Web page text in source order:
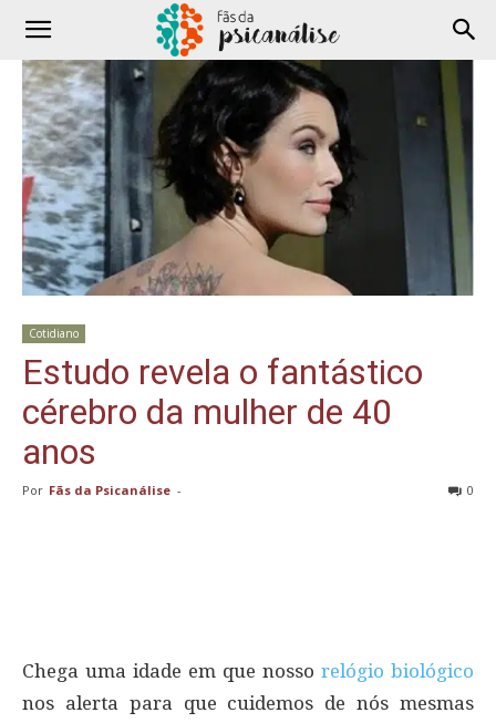
Cotidiano
Estudo revela o fantástico
cérebro da mulher de 40
anos
Por Fãs da Psicanálise - 0
Chega uma idade em que nosso relógio biológico
nos alerta para que cuidemos de nós mesmas